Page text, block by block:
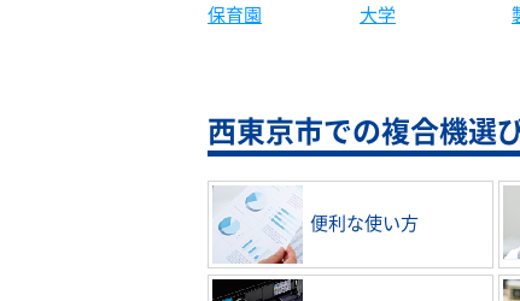
保育園 大学
西東京市での複合機選
便利な使い方